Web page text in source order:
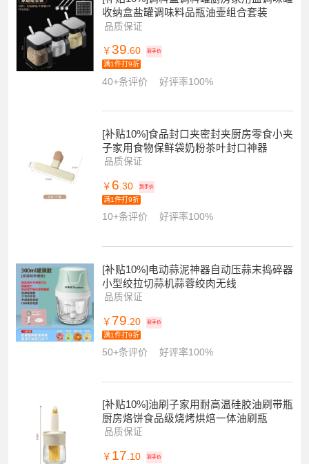
收纳盒盐罐调味料品瓶油壶组合套装
品质保证
￥ 39.60 到手价
满1件打9折
40+条评价 好评率100%
[补贴10%]食品封口夹密封夹厨房零食小夹
子家用食物保鲜袋奶粉茶叶封口神器
品质保证
￥ 6.30 到手价
满1件打9折
10+条评价 好评率100%
[补贴10%]电动蒜泥神器自动压蒜末捣碎器
小型绞拉切蒜机蒜蓉绞肉无线
品质保证
￥ 79 .20 到手价
满1件打9折
50+条评价 好评率100%
[补贴10%]油刷子家用耐高温硅胶油刷带瓶
厨房烙饼食品级烧烤烘焙一体油刷瓶
品质保证
￥ 17.10 到手价